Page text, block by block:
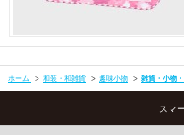
ホーム > 和装・和雑貨 > 趣味小物 > 雑貨・小物
スマ